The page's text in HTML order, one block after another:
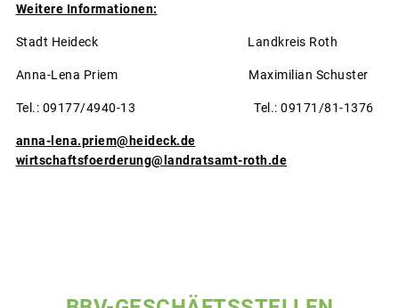
Weitere Informationen:
Stadt Heideck Landkreis Roth
Anna-Lena Priem Maximilian Schuster
Tel.: 09177/4940-13 Tel.: 09171/81-1376
anna-lena.priem@heideck.de
wirtschaftsfoerderung@landratsamt-roth.de